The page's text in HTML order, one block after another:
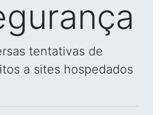
tentativas de
a sites hospedados